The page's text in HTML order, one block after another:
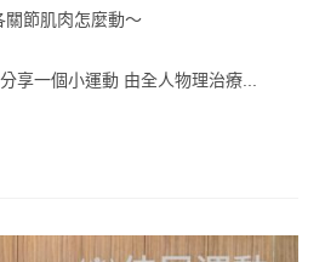
關節肌肉怎麼動～
享一個小運動 由全人物理治療...